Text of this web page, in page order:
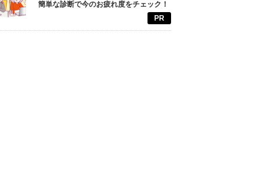
簡単な診断で今のお疲れ度をチェック！
PR